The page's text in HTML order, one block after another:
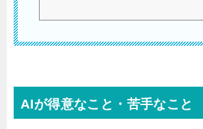
わかりやすく解説していきます。※本記事はあくまで一例で
AIが得意なこと・苦手なこと